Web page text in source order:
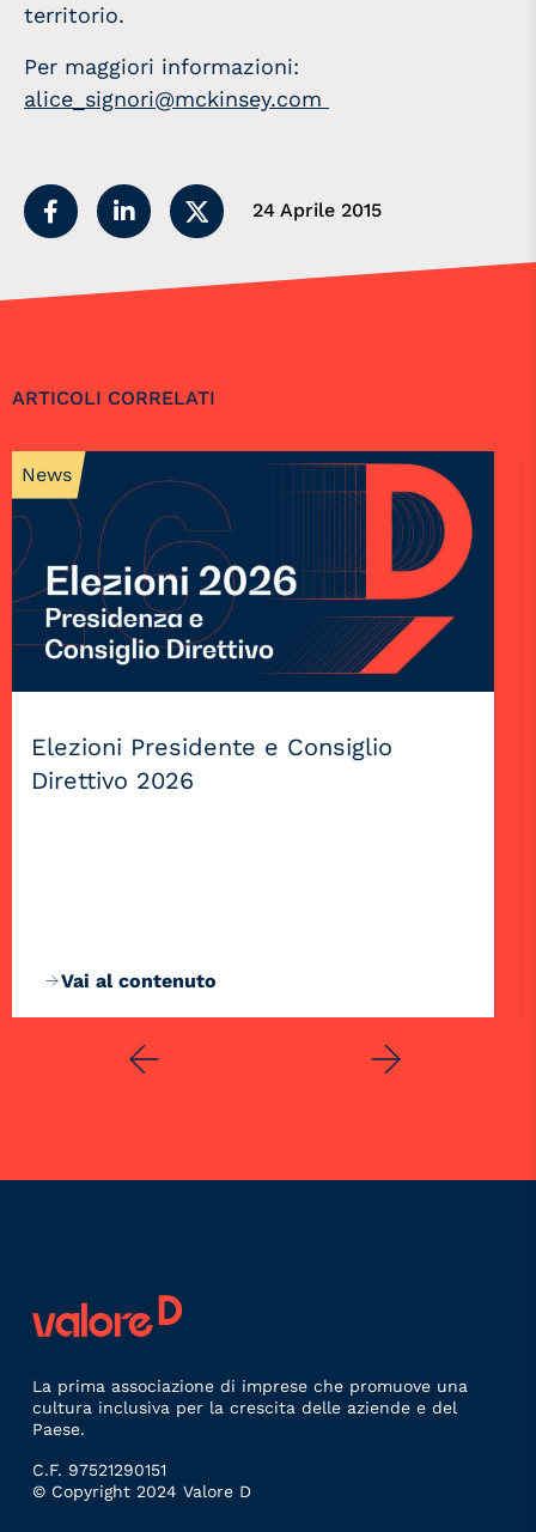
territorio.
Per maggiori informazioni:
alice_signori@mckinsey.com
24 Aprile 2015
ARTICOLI CORRELATI
News
Elezioni Presidente e Consiglio
Direttivo 2026
Vai al contenuto
La prima associazione di imprese che promuove una
cultura inclusiva per la crescita delle aziende e del
Paese.
C.F. 97521290151
© Copyright 2024 Valore D